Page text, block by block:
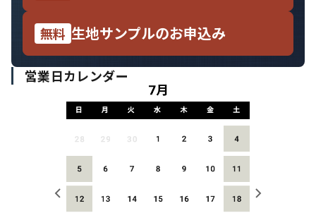
無料 生地サンプルのお申込み
営業日カレンダー